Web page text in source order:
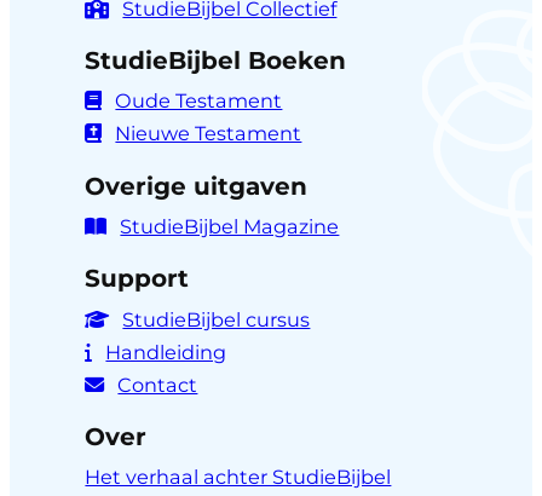
StudieBijbel Collectief
StudieBijbel Boeken
Oude Testament
Nieuwe Testament
Overige uitgaven
StudieBijbel Magazine
Support
StudieBijbel cursus
Handleiding
Contact
Over
Het verhaal achter StudieBijbel